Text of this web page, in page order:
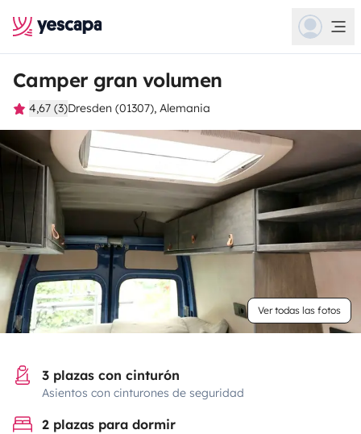
Camper gran volumen
4,67 (3)Dresden (01307), Alemania
Ver todas las fotos
3 plazas con cinturón
Asientos con cinturones de seguridad
2 plazas para dormir